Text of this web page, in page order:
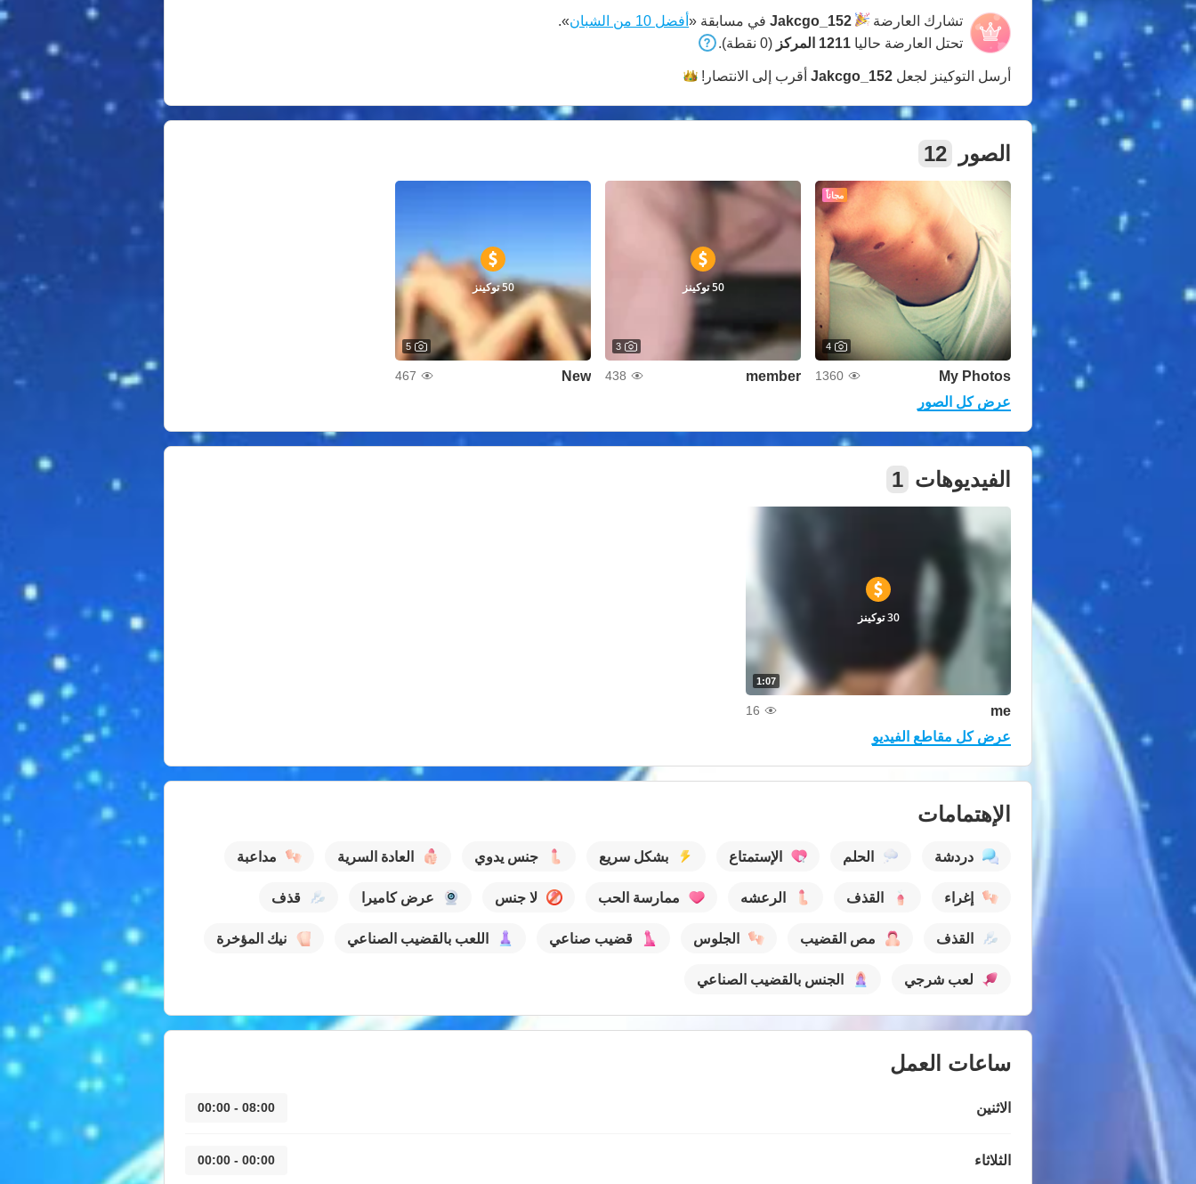
تشارك العارضة Jakcgo_152 في مسابقة « أفضل 10 من الشبان
».
تحتل العارضة حاليا 1211 المركز (0 نقطة).
أرسل التوكينز لجعل Jakcgo_152 أقرب إلى الانتصار!
الصور 12
مجاناً
4
My Photos
1360
50 توكينز
3
member
438
50 توكينز
5
New
467
عرض كل الصور
الفيديوهات 1
1:07
30 توكينز
me
16
عرض كل مقاطع الفيديو
الإهتمامات
دردشة الحلم الإستمتاع بشكل سريع جنس يدوي العادة السرية مداعبة
إغراء القذف الرعشه ممارسة الحب لا جنس عرض كاميرا قذف
القذف مص القضيب الجلوس قضيب صناعي اللعب بالقضيب الصناعي نيك المؤخرة
لعب شرجي الجنس بالقضيب الصناعي
ساعات العمل
الاثنين 08:00 - 00:00
الثلاثاء 00:00 - 00:00